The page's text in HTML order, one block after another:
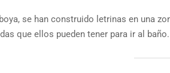
se han construido letrinas en una
que ellos pueden tener para ir al baño.